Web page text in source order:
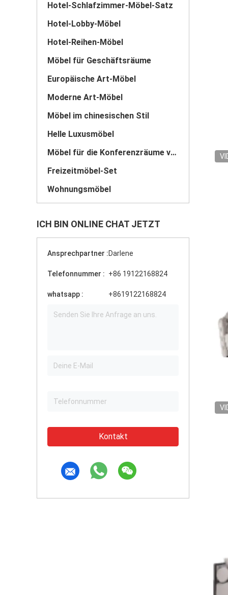
Hotel-Schlafzimmer-Möbel-Satz
Hotel-Lobby-Möbel
Hotel-Reihen-Möbel
Möbel für Geschäftsräume
Europäische Art-Möbel
Moderne Art-Möbel
Möbel im chinesischen Stil
Helle Luxusmöbel
Möbel für die Konferenzräume von Hotels
Freizeitmöbel-Set
Wohnungsmöbel
ICH BIN ONLINE CHAT JETZT
Ansprechpartner :Darlene
Telefonnummer : +86 19122168824
whatsapp : +8619122168824
Kontakt